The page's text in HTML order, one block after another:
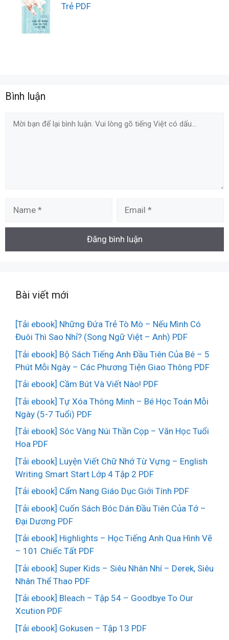
Trẻ PDF
Bình luận
Comment
Bài viết mới
[Tải ebook] Những Đứa Trẻ Tò Mò – Nếu Mình Có
Đuôi Thì Sao Nhỉ? (Song Ngữ Việt – Anh) PDF
[Tải ebook] Bộ Sách Tiếng Anh Đầu Tiên Của Bé – 5
Phút Mỗi Ngày – Các Phương Tiện Giao Thông PDF
[Tải ebook] Cầm Bút Và Viết Nào! PDF
[Tải ebook] Tự Xóa Thông Minh – Bé Học Toán Mỗi
Ngày (5-7 Tuổi) PDF
[Tải ebook] Sóc Vàng Núi Thần Cọp – Văn Học Tuổi
Hoa PDF
[Tải ebook] Luyện Viết Chữ Nhớ Từ Vựng – English
Writing Smart Start Lớp 4 Tập 2 PDF
[Tải ebook] Cẩm Nang Giáo Dục Giới Tính PDF
[Tải ebook] Cuốn Sách Bóc Dán Đầu Tiên Của Tớ –
Đại Dương PDF
[Tải ebook] Highlights – Học Tiếng Anh Qua Hình Vẽ
– 101 Chiếc Tất PDF
[Tải ebook] Super Kids – Siêu Nhân Nhí – Derek, Siêu
Nhân Thể Thao PDF
[Tải ebook] Bleach – Tập 54 – Goodbye To Our
Xcution PDF
[Tải ebook] Gokusen – Tập 13 PDF